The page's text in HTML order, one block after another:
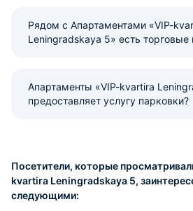
Рядом с Апартаментами «VIP-
Leningradskaya 5» есть торговые
Апартаменты «VIP-kvartira
предоставляет услугу парковки?
Посетители, которые
kvartira Leningradskaya 5,
следующими: